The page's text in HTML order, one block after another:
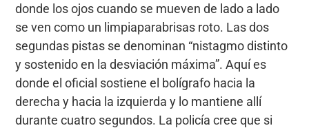
donde los ojos cuando se mueven de lado a lado
se ven como un limpiaparabrisas roto. Las dos
segundas pistas se denominan “nistagmo distinto
y sostenido en la desviación máxima”. Aquí es
donde el oficial sostiene el bolígrafo hacia la
derecha y hacia la izquierda y lo mantiene allí
durante cuatro segundos. La policía cree que si